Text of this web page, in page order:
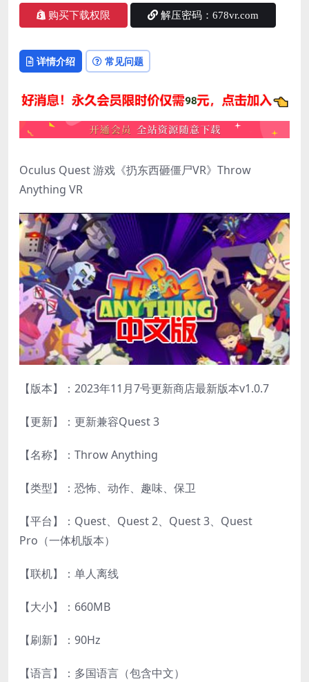
购买下载权限 解压密码：678vr.com
详情介绍 常见问题
Oculus Quest 游戏《扔东西砸僵尸VR》Throw
Anything VR
【版本】：2023年11月7号更新商店最新版本v1.0.7
【更新】：更新兼容Quest 3
【名称】：Throw Anything
【类型】：恐怖、动作、趣味、保卫
【平台】：Quest、Quest 2、Quest 3、Quest
Pro（一体机版本）
【联机】：单人离线
【大小】：660MB
【刷新】：90Hz
【语言】：多国语言（包含中文）